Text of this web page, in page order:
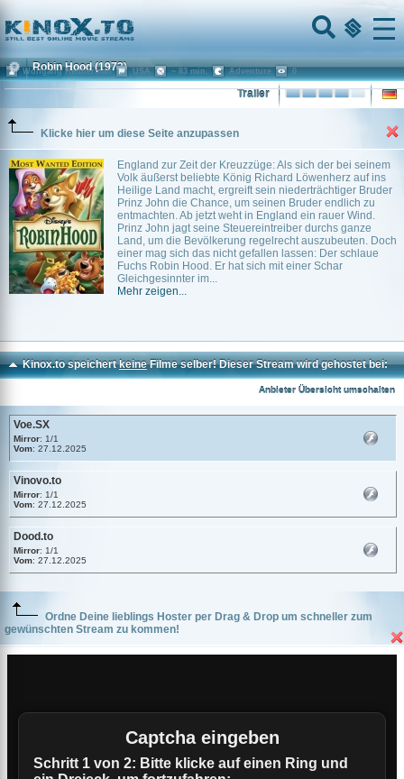
Home
Menu
Robin Hood (1973)
Trailer
Klicke hier um diese Seite anzupassen
England zur Zeit der Kreuzzüge: Als sich der bei seinem
Volk äußerst beliebte König Richard Löwenherz auf ins
Heilige Land macht, ergreift sein niederträchtiger Bruder
Prinz John die Chance, um seinen Bruder endlich zu
entmachten. Ab jetzt weht in England ein rauer Wind.
Prinz John jagt seine Steuereintreiber durchs ganze
Land, um die Bevölkerung regelrecht auszubeuten. Doch
einer mag sich das nicht gefallen lassen: Der schlaue
Fuchs Robin Hood. Er hat sich mit einer Schar
Gleichgesinnter im...
Mehr zeigen...
Wolfgang Reitherman USA ~ 83 min. Adventure 0
Kinox.to speichertkeineFilme selber! Dieser Stream wird gehostet bei:
Anbieter Übersicht umschalten
Voe.SX
Mirror: 1/1
Vom: 27.12.2025
Vinovo.to
Mirror: 1/1
Vom: 27.12.2025
Dood.to
Mirror: 1/1
Vom: 27.12.2025
Ordne Deine lieblings Hoster per Drag & Drop um schneller zum
gewünschten Stream zu kommen!